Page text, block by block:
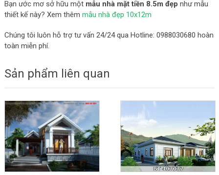
Bạn ước mơ sở hữu một mẫu nhà mặt tiền 8.5m đẹp như mẫu
thiết kế này? Xem thêm mẫu nhà đẹp 10x12m
Chúng tôi luôn hỗ trợ tư vấn 24/24 qua Hotline: 0988030680 hoàn
toàn miễn phí.
Sản phẩm liên quan